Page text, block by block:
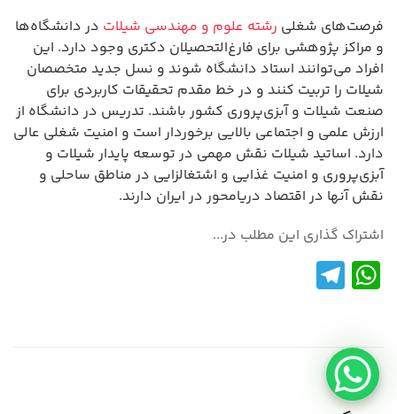
فرصت‌های شغلی رشته علوم و مهندسی شیلات در دانشگاه‌ها
و مراکز پژوهشی برای فارغ‌التحصیلان دکتری وجود دارد. این
افراد می‌توانند استاد دانشگاه شوند و نسل جدید متخصصان
شیلات را تربیت کنند و در خط مقدم تحقیقات کاربردی برای
صنعت شیلات و آبزی‌پروری کشور باشند. تدریس در دانشگاه از
ارزش علمی و اجتماعی بالایی برخوردار است و امنیت شغلی عالی
دارد. اساتید شیلات نقش مهمی در توسعه پایدار شیلات و
آبزی‌پروری و امنیت غذایی و اشتغالزایی در مناطق ساحلی و
نقش آنها در اقتصاد دریامحور در ایران دارند.
اشتراک گذاری این مطلب در...
W
h
s
A